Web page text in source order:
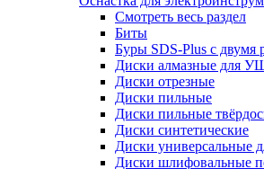
Смотреть весь раздел
Биты
Буры SDS-Plus c
Диски алмазные для
Диски отрезные
Диски пильные
Диски пильные
Диски синтетические
Диски
Диски шлифовальные